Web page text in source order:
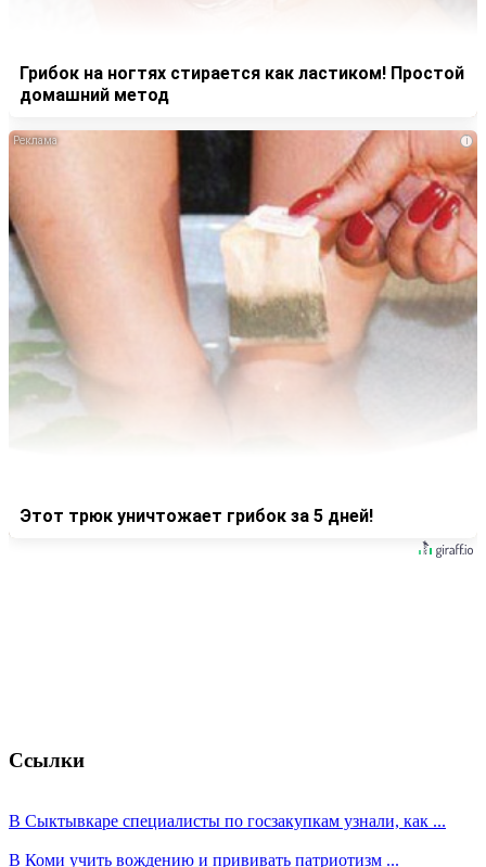
Грибок на ногтях стирается как ластиком! Простой
домашний метод
i
Этот трюк уничтожает грибок за 5 дней!
Ссылки
В Сыктывкаре специалисты по госзакупкам узнали, как ...
В Коми учить вождению и прививать патриотизм ...